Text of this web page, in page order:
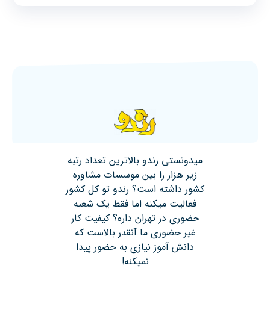
میدونستی رندو بالاترین تعداد رتبه
زیر هزار را بین موسسات مشاوره
کشور داشته است؟ رندو تو کل کشور
فعالیت میکنه اما فقط یک شعبه
حضوری در تهران داره؟ کیفیت کار
غیر حضوری ما آنقدر بالاست که
دانش آموز نیازی به حضور پیدا
نمیکنه!